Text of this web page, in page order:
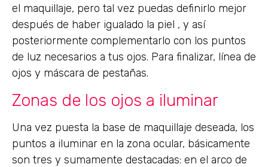
el maquillaje, pero tal vez puedas definirlo mejor
después de haber igualado la piel , y así
posteriormente complementarlo con los puntos
de luz necesarios a tus ojos. Para finalizar, línea de
ojos y máscara de pestañas.
Zonas de los ojos a iluminar
Una vez puesta la base de maquillaje deseada, los
puntos a iluminar en la zona ocular, básicamente
son tres y sumamente destacadas: en el arco de